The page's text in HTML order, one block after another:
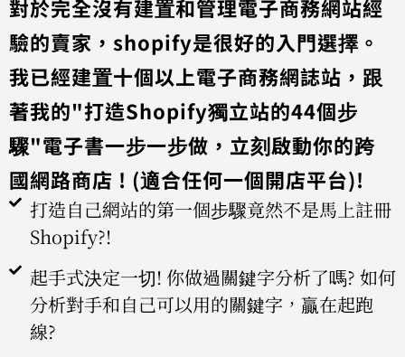
對於完全沒有建置和管理電子商務網站經
驗的賣家，shopify是很好的入門選擇。
我已經建置十個以上電子商務網誌站，跟
著我的"打造Shopify獨立站的44個步
驟"電子書一步一步做，立刻啟動你的跨
國網路商店 ! (適合任何一個開店平台)!
打造自己網站的第一個步驟竟然不是馬上註冊
Shopify?!
起手式決定一切! 你做過關鍵字分析了嗎? 如何
分析對手和自己可以用的關鍵字，贏在起跑
線?